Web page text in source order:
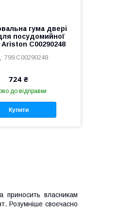
гума двері
посудомийної
C00290248
799.C00290248
724 ₴
до відправки
Купити
приносить власникам
Розумніше своєчасно